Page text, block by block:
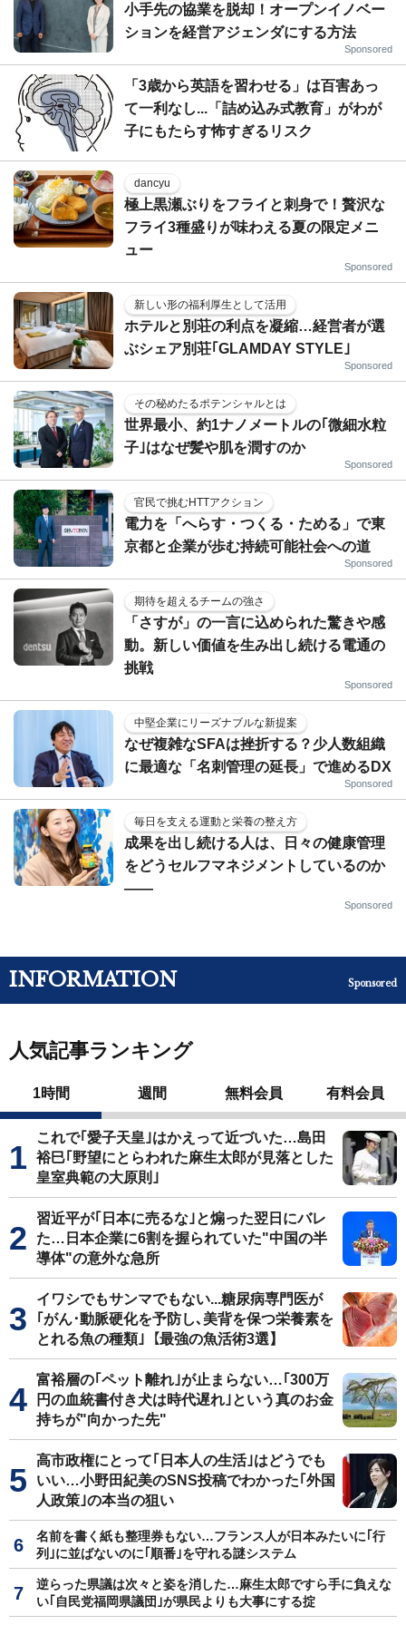
小手先の協業を脱却！オープンイノベー
ションを経営アジェンダにする方法
Sponsored
「3歳から英語を習わせる」は百害あっ
て一利なし...「詰め込み式教育」がわが
子にもたらす怖すぎるリスク
dancyu
極上黒瀬ぶりをフライと刺身で！贅沢な
フライ3種盛りが味わえる夏の限定メニ
ュー
Sponsored
新しい形の福利厚生として活用
ホテルと別荘の利点を凝縮…経営者が選
ぶシェア別荘｢GLAMDAY STYLE｣
Sponsored
その秘めたるポテンシャルとは
世界最小、約1ナノメートルの｢微細水粒
子｣はなぜ髪や肌を潤すのか
Sponsored
官民で挑むHTTアクション
電力を「へらす・つくる・ためる」で東
京都と企業が歩む持続可能社会への道
Sponsored
期待を超えるチームの強さ
「さすが」の一言に込められた驚きや感
動。新しい価値を生み出し続ける電通の
挑戦
Sponsored
中堅企業にリーズナブルな新提案
なぜ複雑なSFAは挫折する？少人数組織
に最適な「名刺管理の延長」で進めるDX
Sponsored
毎日を支える運動と栄養の整え方
成果を出し続ける人は、日々の健康管理
をどうセルフマネジメントしているのか
——
Sponsored
INFORMATION Sponsored
人気記事ランキング
1時間 週間 無料会員 有料会員
これで｢愛子天皇｣はかえって近づいた…島田
裕巳｢野望にとらわれた麻生太郎が見落とした
皇室典範の大原則｣
習近平が｢日本に売るな｣と煽った翌日にバレ
た…日本企業に6割を握られていた"中国の半
導体"の意外な急所
イワシでもサンマでもない...糖尿病専門医が
｢がん･動脈硬化を予防し､美背を保つ栄養素を
とれる魚の種類｣【最強の魚活術3選】
富裕層の｢ペット離れ｣が止まらない…｢300万
円の血統書付き犬は時代遅れ｣という真のお金
持ちが"向かった先"
高市政権にとって｢日本人の生活｣はどうでも
いい…小野田紀美のSNS投稿でわかった｢外国
人政策｣の本当の狙い
名前を書く紙も整理券もない…フランス人が日本みたいに｢行
列｣に並ばないのに｢順番｣を守れる謎システム
逆らった県議は次々と姿を消した…麻生太郎ですら手に負えな
い｢自民党福岡県議団｣が県民よりも大事にする掟